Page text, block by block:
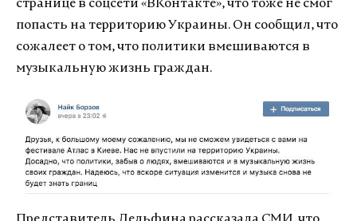
странице в соцсети «ВКонтакте», что тоже не смог
попасть на территорию Украины. Он сообщил, что
сожалеет о том, что политики вмешиваются в
музыкальную жизнь граждан.